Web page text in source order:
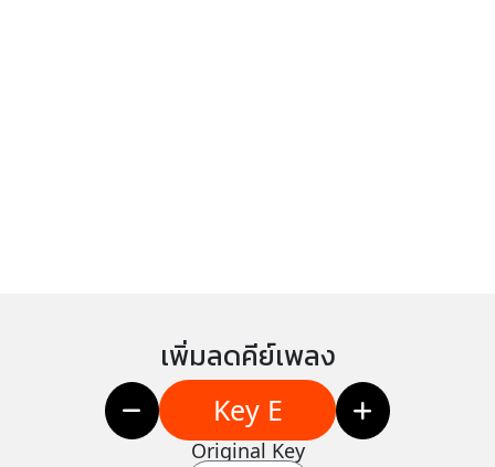
เพิ่มลดคีย์เพลง
Key E
Original Key